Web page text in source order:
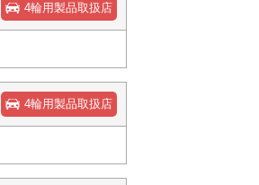
4輪用製品取扱店
4輪用製品取扱店